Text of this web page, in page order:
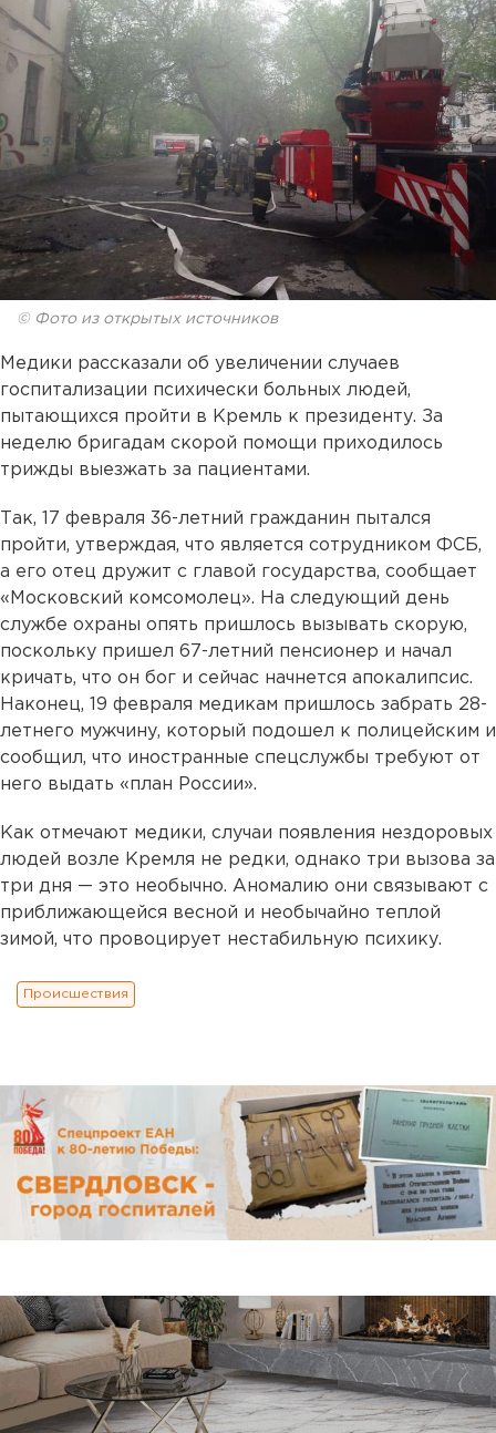
© Фото из открытых источников
Медики рассказали об увеличении случаев
госпитализации психически больных людей,
пытающихся пройти в Кремль к президенту. За
неделю бригадам скорой помощи приходилось
трижды выезжать за пациентами.
Так, 17 февраля 36-летний гражданин пытался
пройти, утверждая, что является сотрудником ФСБ,
а его отец дружит с главой государства, сообщает
«Московский комсомолец». На следующий день
службе охраны опять пришлось вызывать скорую,
поскольку пришел 67-летний пенсионер и начал
кричать, что он бог и сейчас начнется апокалипсис.
Наконец, 19 февраля медикам пришлось забрать 28-
летнего мужчину, который подошел к полицейским и
сообщил, что иностранные спецслужбы требуют от
него выдать «план России».
Как отмечают медики, случаи появления нездоровых
людей возле Кремля не редки, однако три вызова за
три дня — это необычно. Аномалию они связывают с
приближающейся весной и необычайно теплой
зимой, что провоцирует нестабильную психику.
Происшествия